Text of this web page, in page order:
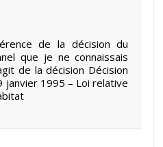
de la décision du
que je ne connaissais
de la décision Décision
janvier 1995 – Loi relative